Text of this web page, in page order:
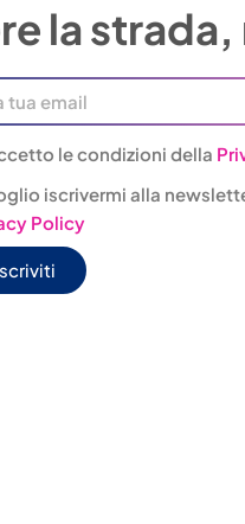
la
le condizioni della
iscrivermi alla
Policy